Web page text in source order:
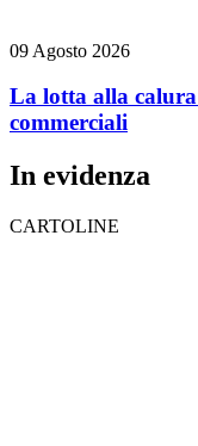
09 Agosto 2026
La lotta alla calura
commerciali
In evidenza
CARTOLINE